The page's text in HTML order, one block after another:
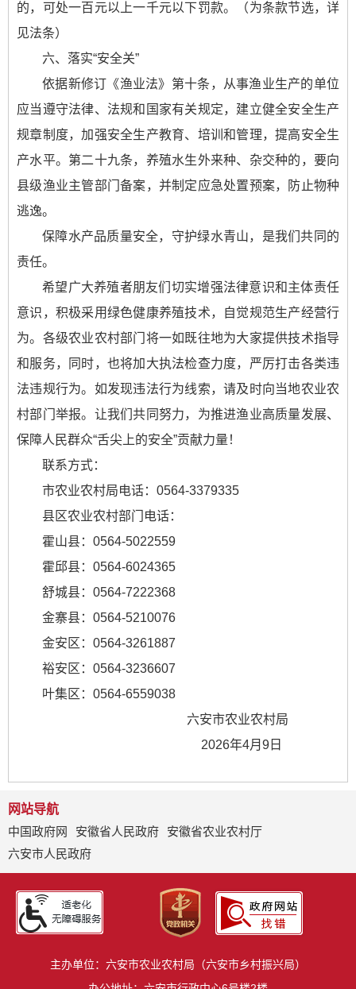
的，可处一百元以上一千元以下罚款。（为条款节选，详
见法条）
六、落实“安全关”
依据新修订《渔业法》第十条，从事渔业生产的单位
应当遵守法律、法规和国家有关规定，建立健全安全生产
规章制度，加强安全生产教育、培训和管理，提高安全生
产水平。第二十九条，养殖水生外来种、杂交种的，要向
县级渔业主管部门备案，并制定应急处置预案，防止物种
逃逸。
保障水产品质量安全，守护绿水青山，是我们共同的
责任。
希望广大养殖者朋友们切实增强法律意识和主体责任
意识，积极采用绿色健康养殖技术，自觉规范生产经营行
为。各级农业农村部门将一如既往地为大家提供技术指导
和服务，同时，也将加大执法检查力度，严厉打击各类违
法违规行为。如发现违法行为线索，请及时向当地农业农
村部门举报。让我们共同努力，为推进渔业高质量发展、
保障人民群众“舌尖上的安全”贡献力量！
联系方式：
市农业农村局电话：0564-3379335
县区农业农村部门电话：
霍山县：0564-5022559
霍邱县：0564-6024365
舒城县：0564-7222368
金寨县：0564-5210076
金安区：0564-3261887
裕安区：0564-3236607
叶集区：0564-6559038
六安市农业农村局
2026年4月9日
网站导航
中国政府网
安徽省人民政府
安徽省农业农村厅
六安市人民政府
主办单位：六安市农业农村局（六安市乡村振兴局）